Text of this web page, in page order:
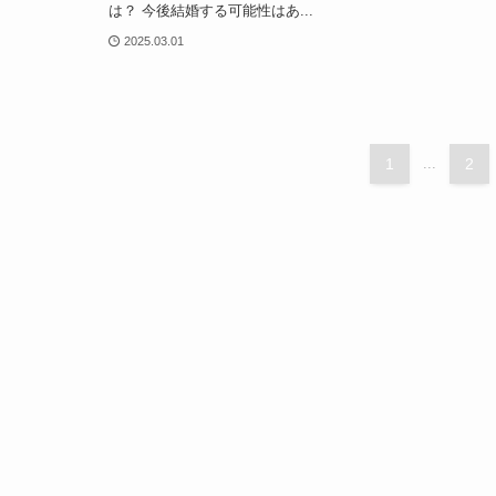
は？ 今後結婚する可能性はあ...
2025.03.01
1 ... 2